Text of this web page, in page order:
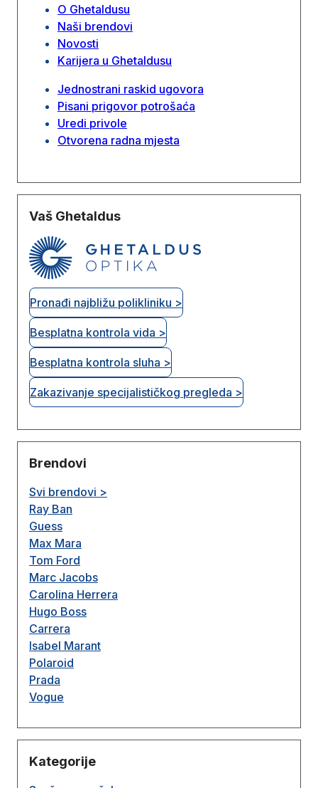
O Ghetaldusu
Naši brendovi
Novosti
Karijera u Ghetaldusu
Jednostrani raskid ugovora
Pisani prigovor potrošaća
Uredi privole
Otvorena radna mjesta
Vaš Ghetaldus
Pronađi najbližu polikliniku >
Besplatna kontrola vida >
Besplatna kontrola sluha >
Zakazivanje specijalističkog pregleda >
Brendovi
Svi brendovi >
Ray Ban
Guess
Max Mara
Tom Ford
Marc Jacobs
Carolina Herrera
Hugo Boss
Carrera
Isabel Marant
Polaroid
Prada
Vogue
Kategorije